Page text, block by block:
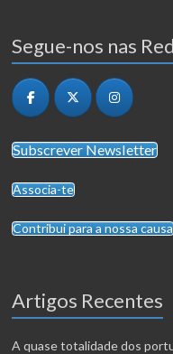
Segue-nos nas
Subscrever Newsletter
Associa-te
Contribui para a nossa causa
Artigos Recentes
A quase totalidade dos